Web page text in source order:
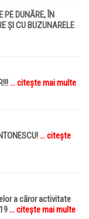
PE DUNĂRE, ÎN
ȘI CU BUZUNARELE
... citește mai multe
... citește
a căror activitate
... citește mai multe